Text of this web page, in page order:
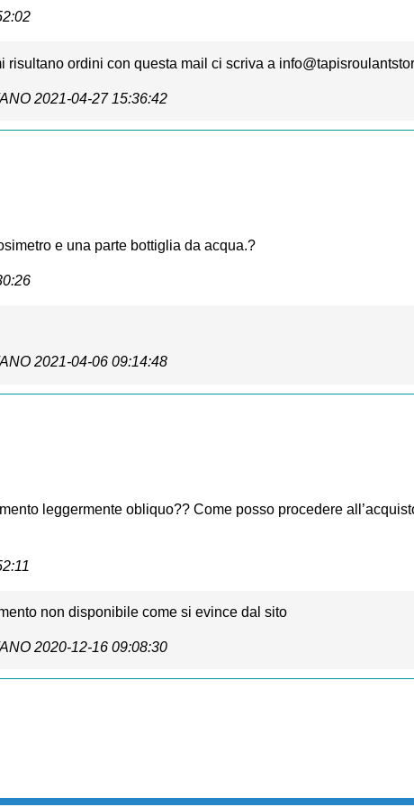
risultano ordini con questa mail ci scriva a
2021-04-27 15:36:42
e una parte bottiglia da acqua.?
2021-04-06 09:14:48
leggermente obliquo?? Come posso procedere
non disponibile come si evince dal sito
2020-12-16 09:08:30